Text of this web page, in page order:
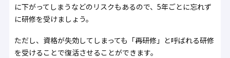
に下がってしまうなどのリスクもあるので、5年ごとに忘れず
に研修を受けましょう。
ただし、資格が失効してしまっても「再研修」と呼ばれる研修
を受けることで復活させることができます。